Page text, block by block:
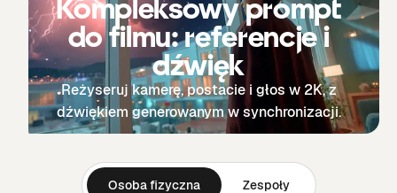
do filmu: referencje i
dźwięk
Reżyseruj kamerę, postacie i głos w 2K, z
dźwiękiem generowanym w synchronizacji.
Osoba fizyczna Zespoły